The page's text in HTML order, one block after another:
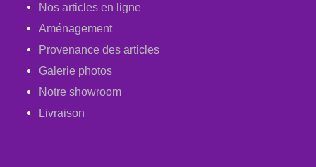
Nos articles en ligne
Aménagement
Provenance des articles
Galerie photos
Notre showroom
Livraison